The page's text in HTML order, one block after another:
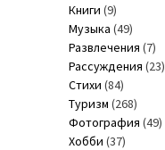
Книги (9)
Музыка (49)
Развлечения (7)
Рассуждения (23)
Стихи (84)
Туризм (268)
Фотография (49)
Хобби (37)